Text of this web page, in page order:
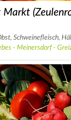
Schweinefleisch,
- Meinersdorf -
4
7